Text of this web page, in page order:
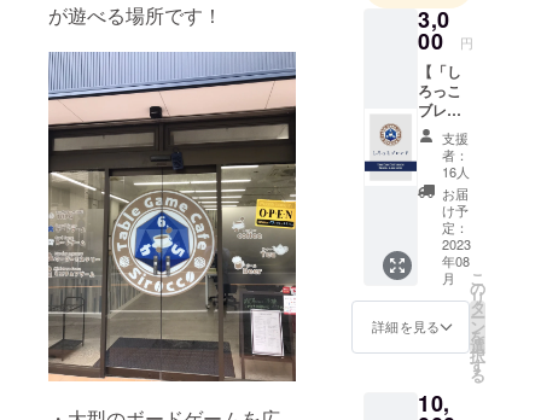
が遊べる場所です！
3,0
00 円
【「し
ろっこ
ブレン
ド」を
飲んで
応援プ
ラン】
お
店に来
店する
のは難
しい、
そ
れでも
ご支援
いただ
様へご
支援
者：
16人
お届
け予
定：
2023
年08
月
詳細を見る
こ
の
リ
タ
ー
ン
を
選
択
す
る
10,